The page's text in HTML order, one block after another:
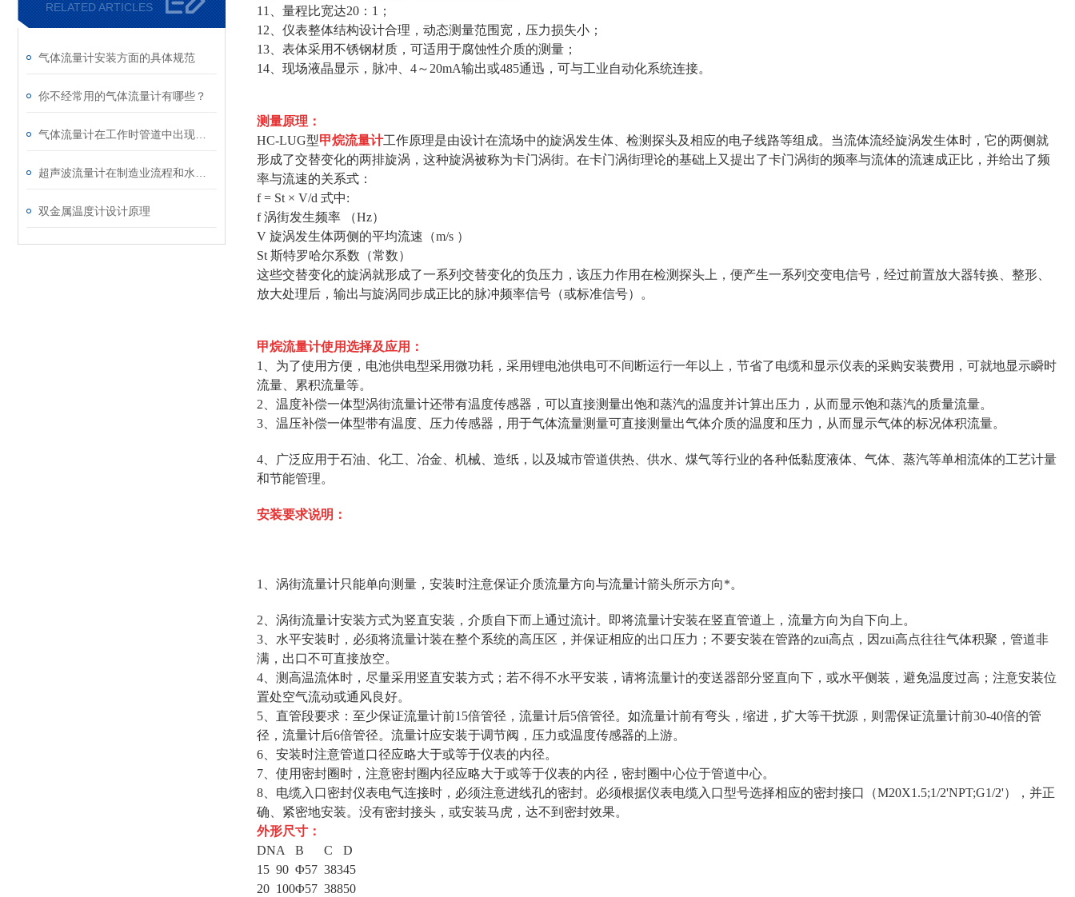
RELATED ARTICLES
气体流量计安装方面的具体规范
你不经常用的气体流量计有哪些？
双金属温度计设计原理
11、量程比宽达20：1；
12、仪表整体结构设计合理，动态测量范围宽，压力损失小；
13、表体采用不锈钢材质，可适用于腐蚀性介质的测量；
14、现场液晶显示，脉冲、4～20mA输出或485通迅，可与工业自动化系统连接。
测量原理：
HC-LUG型甲烷流量计工作原理是由设计在流场中的旋涡发生体、检测探头及相应的电子线路等组成。当流体流经旋涡发生体时，它的两侧就
形成了交替变化的两排旋涡，这种旋涡被称为卡门涡街。在卡门涡街理论的基础上又提出了卡门涡街的频率与流体的流速成正比，并给出了频
率与流速的关系式：
f = St × V/d 式中:
f 涡街发生频率 （Hz）
V 旋涡发生体两侧的平均流速（m/s ）
St 斯特罗哈尔系数（常数）
这些交替变化的旋涡就形成了一系列交替变化的负压力，该压力作用在检测探头上，便产生一系列交变电信号，经过前置放大器转换、整形、
放大处理后，输出与旋涡同步成正比的脉冲频率信号（或标准信号）。
甲烷流量计使用选择及应用：
1、为了使用方便，电池供电型采用微功耗，采用锂电池供电可不间断运行一年以上，节省了电缆和显示仪表的采购安装费用，可就地显示瞬时
流量、累积流量等。
2、温度补偿一体型涡街流量计还带有温度传感器，可以直接测量出饱和蒸汽的温度并计算出压力，从而显示饱和蒸汽的质量流量。
3、温压补偿一体型带有温度、压力传感器，用于气体流量测量可直接测量出气体介质的温度和压力，从而显示气体的标况体积流量。
4、广泛应用于石油、化工、冶金、机械、造纸，以及城市管道供热、供水、煤气等行业的各种低黏度液体、气体、蒸汽等单相流体的工艺计量
和节能管理。
安装要求说明：
1、涡街流量计只能单向测量，安装时注意保证介质流量方向与流量计箭头所示方向*。
2、涡街流量计安装方式为竖直安装，介质自下而上通过流计。即将流量计安装在竖直管道上，流量方向为自下向上。
3、水平安装时，必须将流量计装在整个系统的高压区，并保证相应的出口压力；不要安装在管路的zui高点，因zui高点往往气体积聚，管道非
满，出口不可直接放空。
4、测高温流体时，尽量采用竖直安装方式；若不得不水平安装，请将流量计的变送器部分竖直向下，或水平侧装，避免温度过高；注意安装位
置处空气流动或通风良好。
5、直管段要求：至少保证流量计前15倍管径，流量计后5倍管径。如流量计前有弯头，缩进，扩大等干扰源，则需保证流量计前30-40倍的管
径，流量计后6倍管径。流量计应安装于调节阀，压力或温度传感器的上游。
6、安装时注意管道口径应略大于或等于仪表的内径。
7、使用密封圈时，注意密封圈内径应略大于或等于仪表的内径，密封圈中心位于管道中心。
8、电缆入口密封仪表电气连接时，必须注意进线孔的密封。必须根据仪表电缆入口型号选择相应的密封接口（M20Χ1.5;1/2'NPT;G1/2'），并正
确、紧密地安装。没有密封接头，或安装马虎，达不到密封效果。
外形尺寸：
DNA B C
D
15 90 Φ57 38345
20 100Φ57 38850